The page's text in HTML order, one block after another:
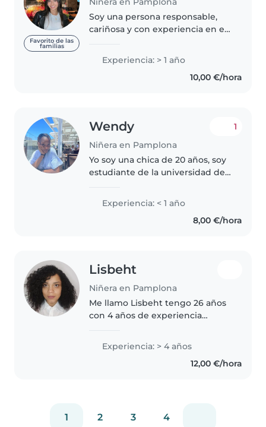
Favorito de las
familias
Soy una persona responsable,
cariñosa y con experiencia en el
hermana pequeña. Me encanta
trabajar con los más pequeños y
asegurarme de que se diviertan..
Experiencia: > 1 año
10,00 €/hora
Wendy
Niñera en Pamplona
1
Yo soy una chica de 20 años, soy
estudiante de la universidad de
de bioquimica. Me encantan los
niños, aunque no tenga
Experiencia: < 1 año
8,00 €/hora
Lisbeht
Niñera en Pamplona
Me llamo Lisbeht tengo 26 años
con 4 años de experiencia
pequeños y preescolares. Soy
responsable, paciente y creativa,
lo que me permite disfrutar de
Experiencia: > 4 años
12,00 €/hora
1 2 3 4